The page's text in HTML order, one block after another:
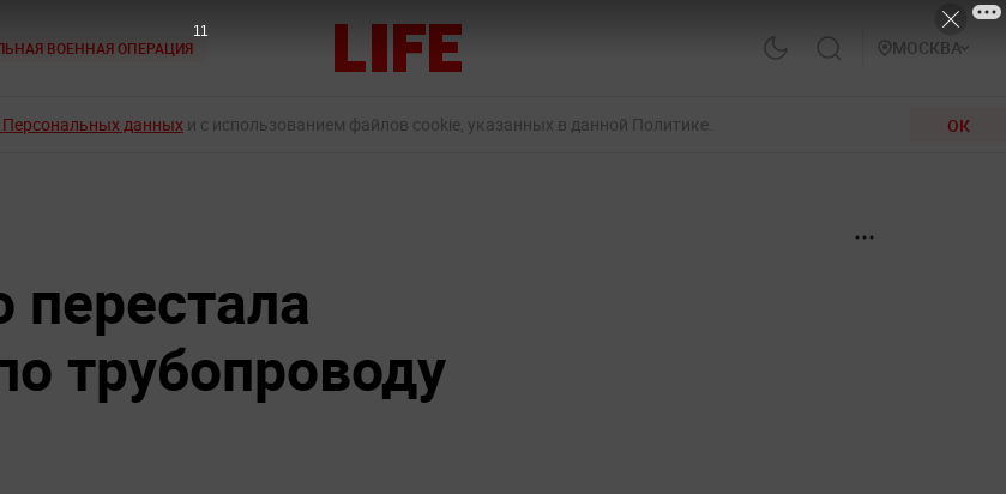
ВОЕННАЯ ОПЕРАЦИЯ МОСКВА
данных и с использованием файлов cookie, указанных в данной Политике. ОК
трубопроводу
9